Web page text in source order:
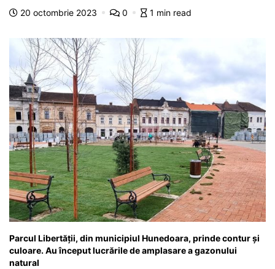
b
o
o
k
A
p
p
e
g
er
a
m
a
e
a
z
20 octombrie 2023 0 1 min read
Parcul Libertății, din municipiul Hunedoara, prinde contur și
culoare. Au început lucrările de amplasare a gazonului
natural